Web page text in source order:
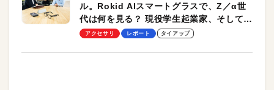
ル。Rokid AIスマートグラスで、Z／α世
代は何を見る？ 現役学生起業家、そして教
授による体験会レポート【PR】
アクセサリ レポート タイアップ